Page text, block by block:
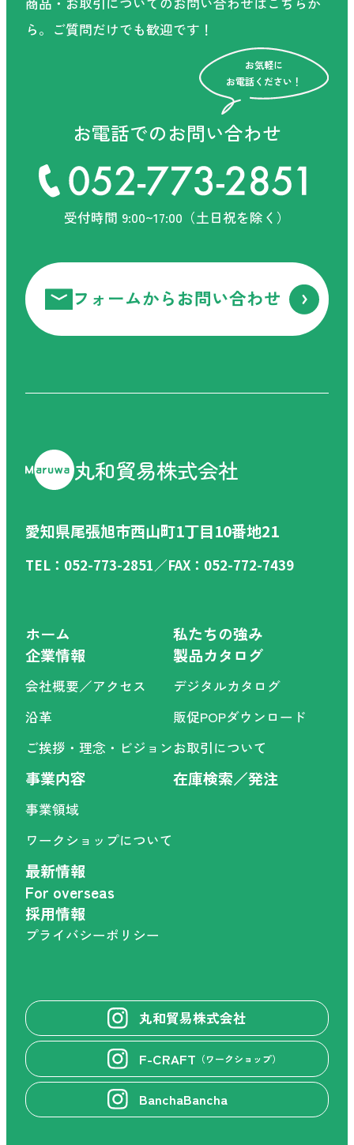
商品・お取引についてのお問い合わせはこちらか
ら。 ご質問だけでも歓迎です！
お気軽に
お電話ください！
お電話でのお問い合わせ
受付時間 9:00-17:30（土日祝を除く）
フォームからお問い合わせ
ら。 ご質問だけでも歓迎です！
お気軽に
お電話ください！
お電話でのお問い合わせ
受付時間 9:00~17:00（土日祝を除く）
フォームからお問い合わせ
丸和貿易株式会社
愛知県尾張旭市西山町1丁目10番地21
TEL：052-773-2851／FAX：052-772-7439
ホーム
企業情報
会社概要／アクセス
沿革
ご挨拶・理念・ビジョン
事業内容
事業領域
ワークショップについて
私たちの強み
製品カタログ
デジタルカタログ
販促POPダウンロード
お取引について
在庫検索／発注
最新情報
For overseas
採用情報
プライバシーポリシー
丸和貿易株式会社
F-CRAFT （ワークショップ）
BanchaBancha